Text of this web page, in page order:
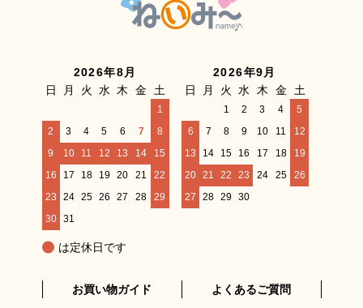
2026年8月
日
月 火 水 木 金 土
1
2
3 4 5 6 7
8
9
10 11 12 13 14
15
16
17 18 19 20 21
22
23
24 25 26 27 28
29
30
31
2026年9月
日
月 火 水 木 金 土
1 2 3 4
5
6
7 8 9 10 11
12
13
14 15 16 17 18
19
20 21 22 23 24 25
26
27
28 29 30
は定休日です
お買い物ガイド よくあるご質問